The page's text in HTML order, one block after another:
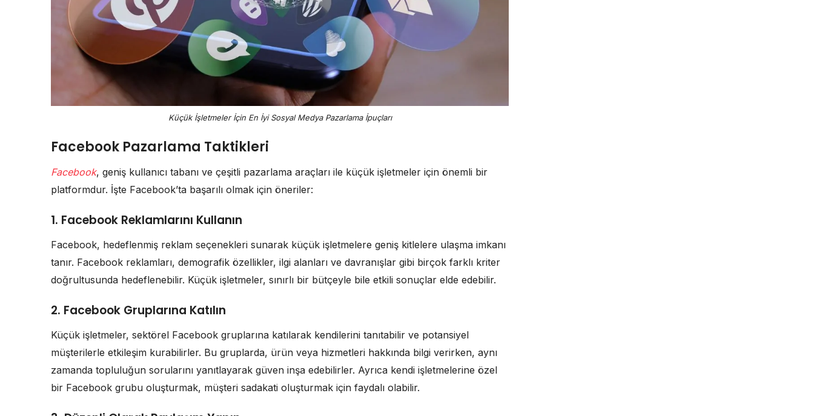
Küçük İşletmeler İçin En İyi Sosyal Medya Pazarlama İpuçları
Facebook Pazarlama Taktikleri
Facebook, geniş kullanıcı tabanı ve çeşitli pazarlama araçları ile küçük işletmeler için önemli bir
platformdur. İşte Facebook’ta başarılı olmak için öneriler:
1. Facebook Reklamlarını Kullanın
Facebook, hedeflenmiş reklam seçenekleri sunarak küçük işletmelere geniş kitlelere ulaşma imkanı
tanır. Facebook reklamları, demografik özellikler, ilgi alanları ve davranışlar gibi birçok farklı kriter
doğrultusunda hedeflenebilir. Küçük işletmeler, sınırlı bir bütçeyle bile etkili sonuçlar elde edebilir.
2. Facebook Gruplarına Katılın
Küçük işletmeler, sektörel Facebook gruplarına katılarak kendilerini tanıtabilir ve potansiyel
müşterilerle etkileşim kurabilirler. Bu gruplarda, ürün veya hizmetleri hakkında bilgi verirken, aynı
zamanda topluluğun sorularını yanıtlayarak güven inşa edebilirler. Ayrıca kendi işletmelerine özel
bir Facebook grubu oluşturmak, müşteri sadakati oluşturmak için faydalı olabilir.